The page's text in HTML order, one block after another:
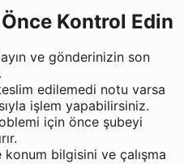
Kontrol Edin
ve gönderinizin son
edilemedi notu varsa
işlem yapabilirsiniz.
için önce şubeyi
bilgisini ve çalışma